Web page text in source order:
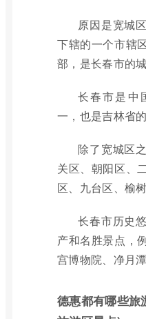
原因是宽城
下辖的一个市辖
部，是长春市的
长春市是中
一，也是吉林省的
除了宽城区
关区、朝阳区、
区、九台区、榆
长春市历史
产和名胜景点，
宫博物院、净月
德惠都有哪些旅